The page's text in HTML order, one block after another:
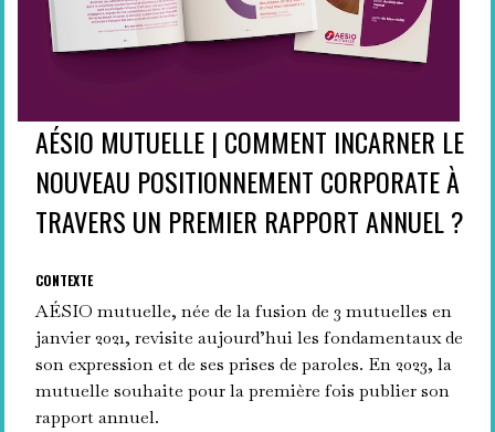
AÉSIO MUTUELLE | COMMENT INCARNER LE
NOUVEAU POSITIONNEMENT CORPORATE À
TRAVERS UN PREMIER RAPPORT ANNUEL ?
CONTEXTE
AÉSIO mutuelle, née de la fusion de 3 mutuelles en
janvier 2021, revisite aujourd’hui les fondamentaux de
son expression et de ses prises de paroles. En 2023, la
mutuelle souhaite pour la première fois publier son
rapport annuel.